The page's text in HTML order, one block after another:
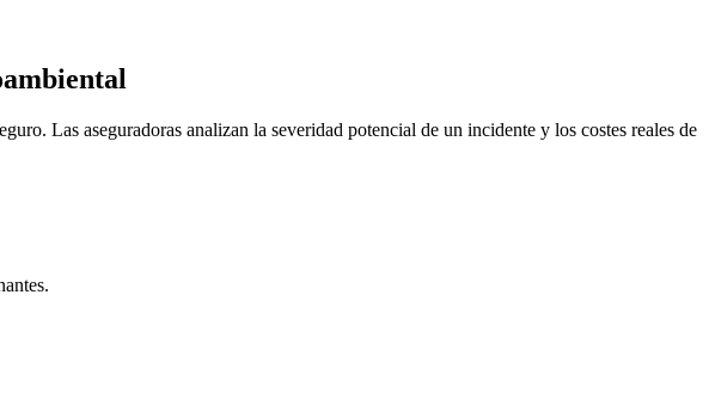
Las aseguradoras analizan la severidad potencial de un incidente y los costes reales de